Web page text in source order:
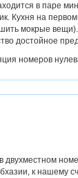
в паре
Кухня на
мокрые
достойное
номеров
двухместном
к нашему